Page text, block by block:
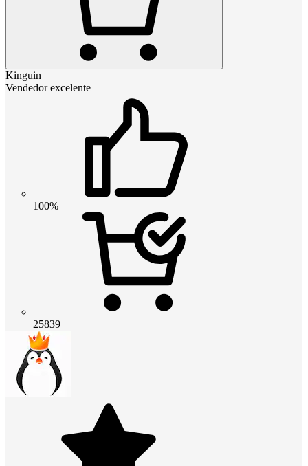
Kinguin
Vendedor excelente
100%
25839